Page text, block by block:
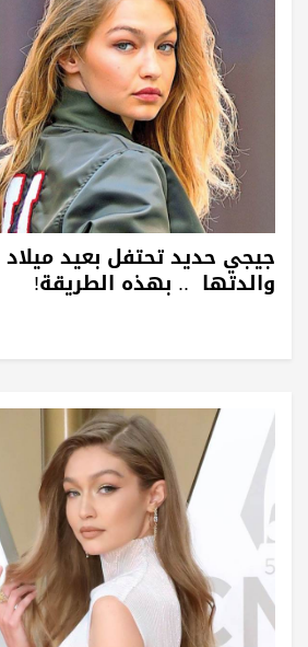
جيجي حديد تحتفل بعيد ميلاد
والدتها .. بهذه الطريقة!